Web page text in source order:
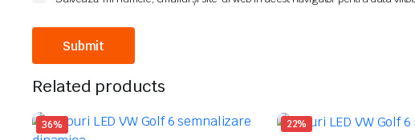
Related products
36% 22%